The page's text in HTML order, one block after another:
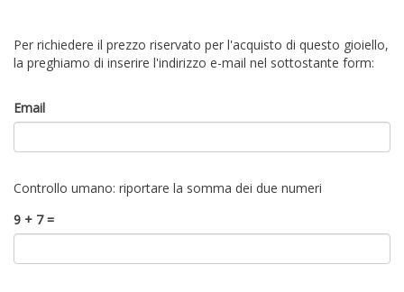
Per richiedere il prezzo riservato per l'acquisto di questo gioiello,
la preghiamo di inserire l'indirizzo e-mail nel sottostante form:
Email
Controllo umano: riportare la somma dei due numeri
9 + 7 =